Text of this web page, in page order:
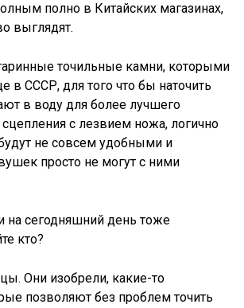
полно в Китайских магазинах,
выглядят.
точильные камни, которыми
в СССР, для того что бы наточить
в воду для более лучшего
с лезвием ножа, логично
не совсем удобными и
просто не могут с ними
на сегодняшний день тоже
кто?
Они изобрели, какие-то
позволяют без проблем точить